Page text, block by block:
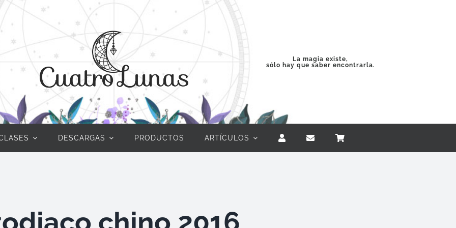
La magia existe,
sólo hay que saber encontrarla.
DESCARGAS PRODUCTOS ARTÍCULOS